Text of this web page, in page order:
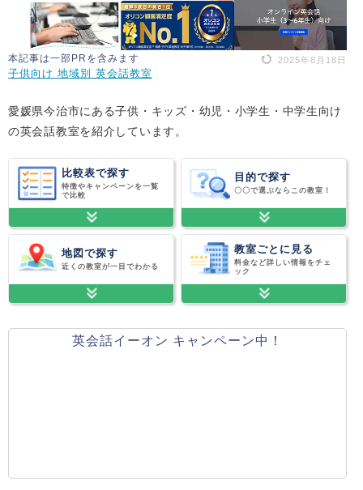
本記事は一部PRを含みます 2025年8月18日
子供向け 地域別 英会話教室
愛媛県今治市にある子供・キッズ・幼児・小学生・中学生向け
の英会話教室を紹介しています。
比較表で探す
特徴やキャンペーンを一覧
で比較
目的で探す
〇〇で選ぶならこの教室！
地図で探す
近くの教室が一目でわかる
教室ごとに見る
料金など詳しい情報をチェ
ック
英会話イーオン キャンペーン中！